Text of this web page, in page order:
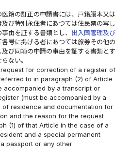
籍の訂正の申請書には、戸籍謄本又は
び特別永住者にあつては住民票の写し
由を証する書類とし、 出入国管理及び
号に掲げる者にあつては旅券その他の
び同項の申請の事由を証する書類とす
ない。
for correction of a register of
to in paragraph (2) of Article
accompanied by a transcript or
(must be accompanied by a
residence and documentation for
and the reason for the request
(1) of that Article in the case of a
and a special permanent
passport or any other